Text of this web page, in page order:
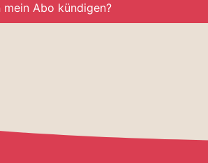
mein Abo kündigen?